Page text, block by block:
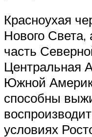
Красноухая
Нового
часть
Центральная
Южной
способны
условиях